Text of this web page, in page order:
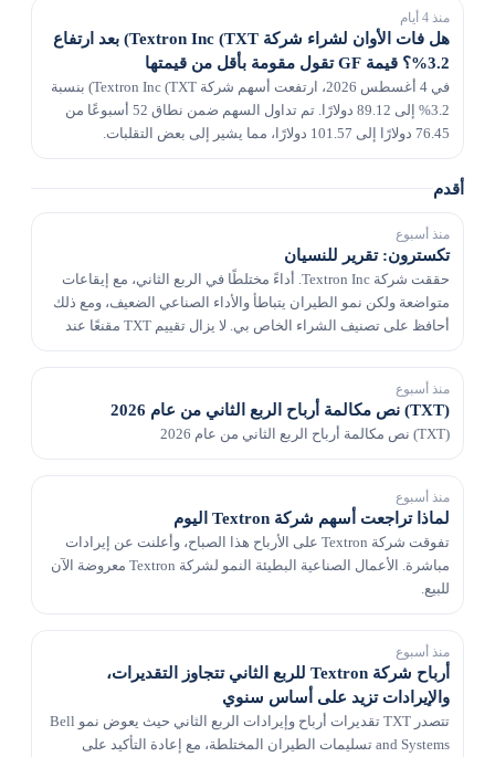
منذ 4 أيام
هل فات الأوان لشراء شركة Textron Inc (TXT) بعد ارتفاع
3.2%؟ قيمة GF تقول مقومة بأقل من قيمتها
في 4 أغسطس 2026، ارتفعت أسهم شركة Textron Inc (TXT) بنسبة
3.2% إلى 89.12 دولارًا. تم تداول السهم ضمن نطاق 52 أسبوعًا من
76.45 دولارًا إلى 101.57 دولارًا، مما يشير إلى بعض التقلبات.
أقدم
منذ أسبوع
تكسترون: تقرير للنسيان
حققت شركة Textron Inc. أداءً مختلطًا في الربع الثاني، مع إيقاعات
متواضعة ولكن نمو الطيران يتباطأ والأداء الصناعي الضعيف، ومع ذلك
أحافظ على تصنيف الشراء الخاص بي. لا يزال تقييم TXT مقنعًا عند
منذ أسبوع
(TXT) نص مكالمة أرباح الربع الثاني من عام 2026
منذ أسبوع
لماذا تراجعت أسهم شركة Textron اليوم
تفوقت شركة Textron على الأرباح هذا الصباح، وأعلنت عن إيرادات
مباشرة. الأعمال الصناعية البطيئة النمو لشركة Textron معروضة الآن
للبيع.
منذ أسبوع
أرباح شركة Textron للربع الثاني تتجاوز التقديرات،
والإيرادات تزيد على أساس سنوي
تتصدر TXT تقديرات أرباح وإيرادات الربع الثاني حيث يعوض نمو Bell
and Systems تسليمات الطيران المختلطة، مع إعادة التأكيد على